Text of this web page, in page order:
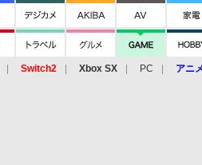
Switch2 Xbox SX PC アニ